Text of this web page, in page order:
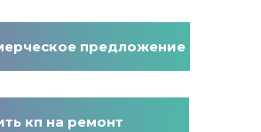
предложение
кп на ремонт